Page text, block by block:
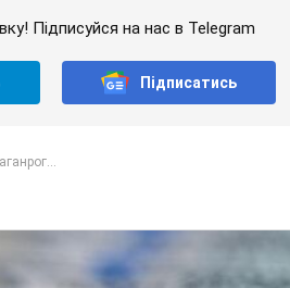
Підписуйся на нас в Telegram
Підписатись